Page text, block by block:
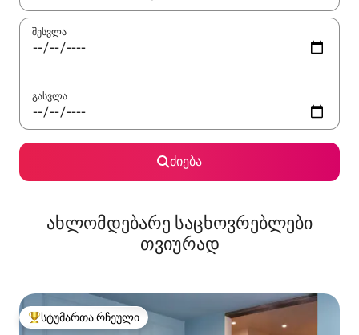
შესვლა
გასვლა
ძიება
ახლომდებარე საცხოვრებლები
თვიურად
სტუმართა რჩეული მოწინავე ვარიანტი
სტუმართა რჩეული